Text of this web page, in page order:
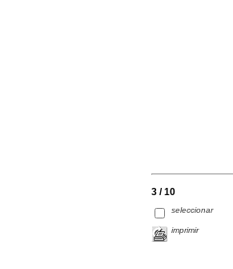
3 / 10
seleccionar
imprimir